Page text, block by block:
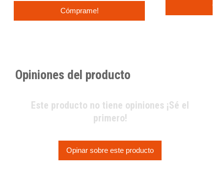
Cómprame!
Opiniones del producto
Este producto no tiene opiniones ¡Sé el
primero!
Opinar sobre este producto